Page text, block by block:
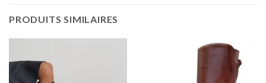
PRODUITS SIMILAIRES